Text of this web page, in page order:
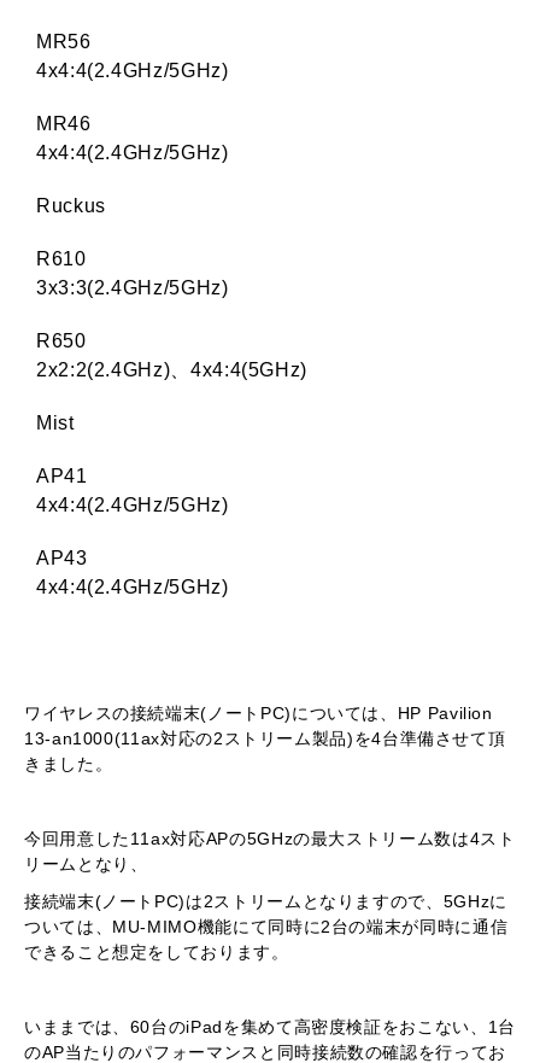
MR56
4x4:4(2.4GHz/5GHz)
MR46
4x4:4(2.4GHz/5GHz)
Ruckus
R610
3x3:3(2.4GHz/5GHz)
R650
2x2:2(2.4GHz)、4x4:4(5GHz)
Mist
AP41
4x4:4(2.4GHz/5GHz)
AP43
4x4:4(2.4GHz/5GHz)
ワイヤレスの接続端末(ノートPC)については、HP Pavilion
13-an1000(11ax対応の2ストリーム製品)を4台準備させて頂
きました。
今回用意した11ax対応APの5GHzの最大ストリーム数は4スト
リームとなり、
接続端末(ノートPC)は2ストリームとなりますので、5GHzに
ついては、MU-MIMO機能にて同時に2台の端末が同時に通信
できること想定をしております。
いままでは、60台のiPadを集めて高密度検証をおこない、1台
のAP当たりのパフォーマンスと同時接続数の確認を行ってお